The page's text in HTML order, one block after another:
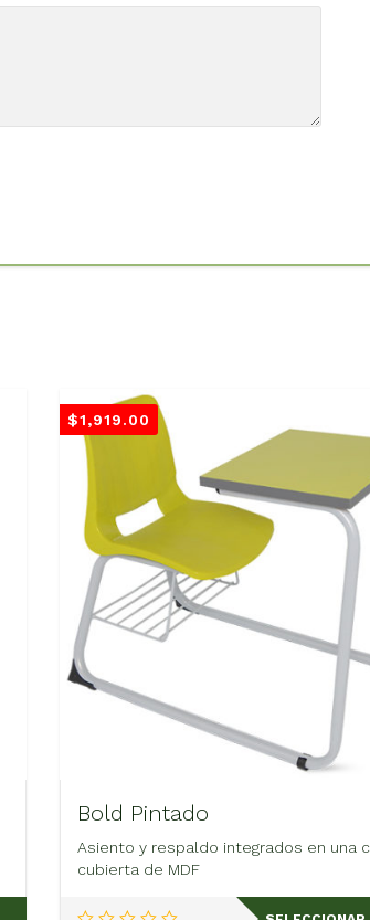
$1,919.00
Bold Pintado
Asiento y respaldo integrados en una
cubierta de MDF
Este